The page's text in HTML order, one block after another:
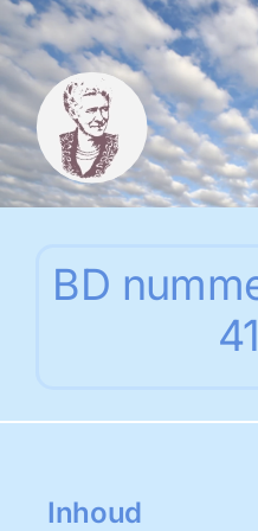
Skip
to
content
BD
Inhoud